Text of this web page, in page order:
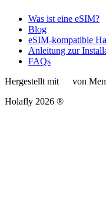
Was ist eine eSIM?
Blog
eSIM-kompatible
Anleitung zur
FAQs
Hergestellt mit
von
Holafly 2026 ®